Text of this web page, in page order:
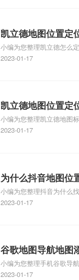
门指路人地图标注服务中
怎么弄相关地图标注知识
正文！
凯立德地图位置定
自己的指路人地图
心名？凯立德地图
小编为您整理凯立德怎么
啊、手机凯立德地图定位
地图标注服务中心铺招牌相
识，详情可查看下方正文！
2023-01-17
凯立德地图位置定
注？凯立德地图位
标注？
小编为您整理凯立德地图
标注怎么做啊、凯立德地
相关地图标注知识，详情
2023-01-17
为什么抖音地图位
到了？抖音为什么
定位了？
小编为您整理抖音为什么
地图标注服务中心铺的位
服务中心位置、抖音突然
地图标注知识，详情可查
2023-01-17
谷歌地图导航地图
添加谷歌地图导航
小编为您整理手机谷歌导
人位置、如何在地图，谷
2023-01-17